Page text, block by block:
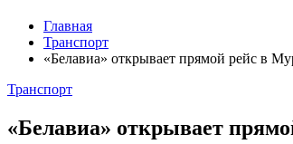
Главная
Транспорт
«Белавиа» открывает прямой рейс в
Транспорт
«Белавиа» открывает